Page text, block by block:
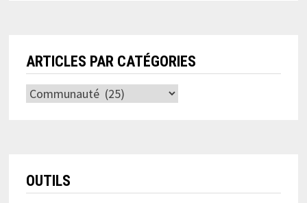
ARTICLES PAR CATÉGORIES
Articles
OUTILS